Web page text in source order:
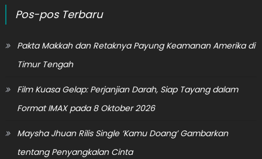
Pos-pos Terbaru
Pakta Makkah dan Retaknya Payung Keamanan Amerika di
Timur Tengah
Film Kuasa Gelap: Perjanjian Darah, Siap Tayang dalam
Format IMAX pada 8 Oktober 2026
Maysha Jhuan Rilis Single ‘Kamu Doang’ Gambarkan
tentang Penyangkalan Cinta